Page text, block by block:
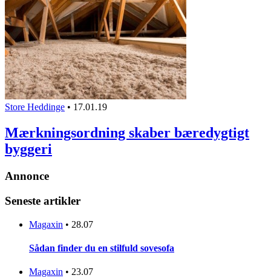
Store Heddinge • 17.01.19
Mærkningsordning skaber bæredygtigt
byggeri
Annonce
Seneste artikler
Magaxin • 28.07
Sådan finder du en stilfuld sovesofa
Magaxin • 23.07